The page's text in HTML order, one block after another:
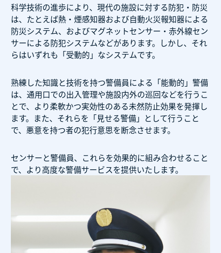
科学技術の進歩により、現代の施設に対する防犯・防災
は、たとえば熱・煙感知器および自動火災報知器による
防災システム、およびマグネットセンサー・赤外線セン
サーによる防犯システムなどがあります。しかし、それ
らはいずれも「受動的」なシステムです。
熟練した知識と技術を持つ警備員による「能動的」警備
は、通用口での出入管理や施設内外の巡回などを行うこ
とで、より柔軟かつ実効性のある未然防止効果を発揮し
ます。また、それらを「見せる警備」として行うこと
で、悪意を持つ者の犯行意思を断念させます。
センサーと警備員、これらを効果的に組み合わせること
で、より高度な警備サービスを提供いたします。